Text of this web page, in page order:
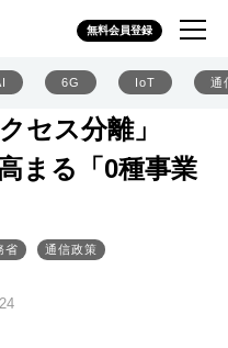
無料会員登録
6G IoT 通
セス分離」
まる「0種事業
省 通信政策